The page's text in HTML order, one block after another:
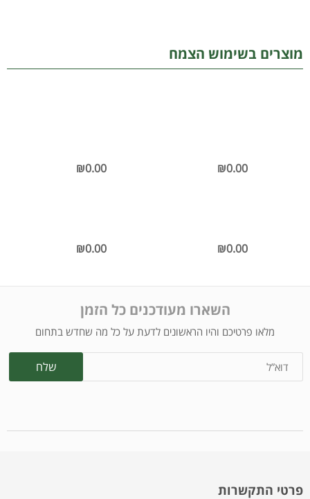
מוצרים בשימוש הצמח
₪0.00
₪0.00
₪0.00
₪0.00
השארו מעודכנים כל הזמן
מלאו פרטיכם והיו הראשונים לדעת על כל מה שחדש בתחום
פרטי התקשרות